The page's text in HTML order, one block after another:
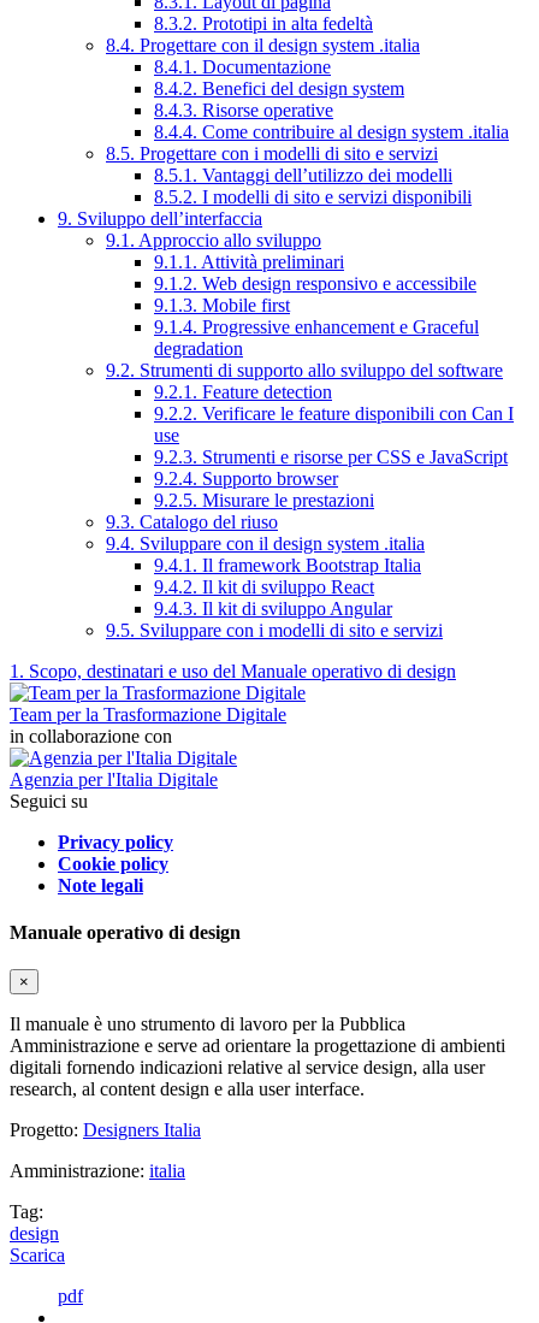
8.3.2. Prototipi in alta fedeltà
8.4. Progettare con il design system .italia
8.4.1. Documentazione
8.4.2. Benefici del design system
8.4.3. Risorse operative
8.4.4. Come contribuire al design system .italia
8.5. Progettare con i modelli di sito e servizi
8.5.1. Vantaggi dell’utilizzo dei modelli
8.5.2. I modelli di sito e servizi disponibili
9. Sviluppo dell’interfaccia
9.1. Approccio allo sviluppo
9.1.1. Attività preliminari
9.1.2. Web design responsivo e accessibile
9.1.3. Mobile first
9.1.4. Progressive enhancement e Graceful
degradation
9.2. Strumenti di supporto allo sviluppo del software
9.2.1. Feature detection
9.2.2. Verificare le feature disponibili con Can I
use
9.2.3. Strumenti e risorse per CSS e JavaScript
9.2.4. Supporto browser
9.2.5. Misurare le prestazioni
9.3. Catalogo del riuso
9.4. Sviluppare con il design system .italia
9.4.1. Il framework Bootstrap Italia
9.4.2. Il kit di sviluppo React
9.4.3. Il kit di sviluppo Angular
9.5. Sviluppare con i modelli di sito e servizi
1. Scopo, destinatari e uso del Manuale operativo di design
Team per la Trasformazione Digitale
in collaborazione con
Agenzia per l'Italia Digitale
Seguici su
Privacy policy
Cookie policy
Note legali
Manuale operativo di design
×
Il manuale è uno strumento di lavoro per la Pubblica
Amministrazione e serve ad orientare la progettazione di ambienti
digitali fornendo indicazioni relative al service design, alla user
research, al content design e alla user interface.
Progetto: Designers Italia
Amministrazione: italia
Tag:
design
Scarica
pdf